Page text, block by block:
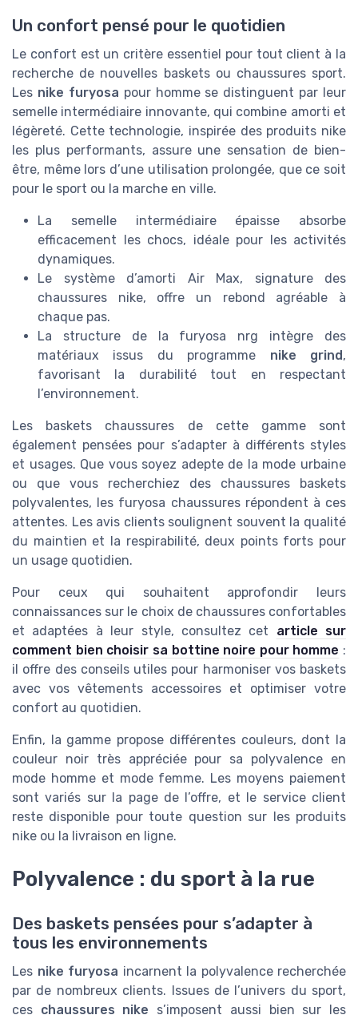
Un confort pensé pour le quotidien
Le confort est un critère essentiel pour tout client à la
recherche de nouvelles baskets ou chaussures sport.
Les nike furyosa pour homme se distinguent par leur
semelle intermédiaire innovante, qui combine amorti et
légèreté. Cette technologie, inspirée des produits nike
les plus performants, assure une sensation de bien-
être, même lors d’une utilisation prolongée, que ce soit
pour le sport ou la marche en ville.
La semelle intermédiaire épaisse absorbe
efficacement les chocs, idéale pour les activités
dynamiques.
Le système d’amorti Air Max, signature des
chaussures nike, offre un rebond agréable à
chaque pas.
La structure de la furyosa nrg intègre des
matériaux issus du programme nike grind,
favorisant la durabilité tout en respectant
l’environnement.
Les baskets chaussures de cette gamme sont
également pensées pour s’adapter à différents styles
et usages. Que vous soyez adepte de la mode urbaine
ou que vous recherchiez des chaussures baskets
polyvalentes, les furyosa chaussures répondent à ces
attentes. Les avis clients soulignent souvent la qualité
du maintien et la respirabilité, deux points forts pour
un usage quotidien.
Pour ceux qui souhaitent approfondir leurs
connaissances sur le choix de chaussures confortables
et adaptées à leur style, consultez cet article sur
comment bien choisir sa bottine noire pour homme :
il offre des conseils utiles pour harmoniser vos baskets
avec vos vêtements accessoires et optimiser votre
confort au quotidien.
Enfin, la gamme propose différentes couleurs, dont la
couleur noir très appréciée pour sa polyvalence en
mode homme et mode femme. Les moyens paiement
sont variés sur la page de l’offre, et le service client
reste disponible pour toute question sur les produits
nike ou la livraison en ligne.
Polyvalence : du sport à la rue
Des baskets pensées pour s’adapter à
tous les environnements
Les nike furyosa incarnent la polyvalence recherchée
par de nombreux clients. Issues de l’univers du sport,
ces chaussures nike s’imposent aussi bien sur les